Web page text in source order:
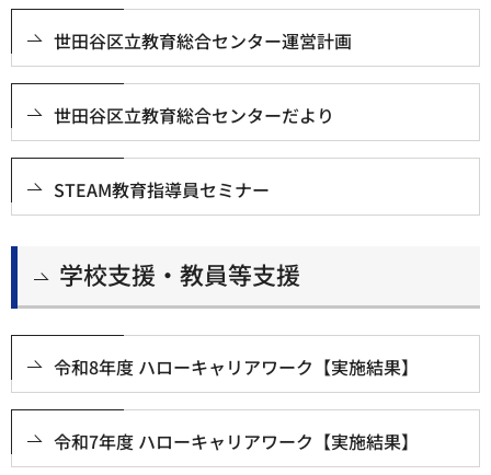
世田谷区立教育総合センター運営計画
世田谷区立教育総合センターだより
STEAM教育指導員セミナー
学校支援・教員等支援
令和8年度 ハローキャリアワーク【実施結果】
令和7年度 ハローキャリアワーク【実施結果】